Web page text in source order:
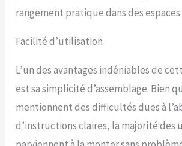
rangement pratique dans des
Facilité d’utilisation
L’un des avantages indéniables de
est sa simplicité d’assemblage. Bien
mentionnent des difficultés dues à
d’instructions claires, la majorité des